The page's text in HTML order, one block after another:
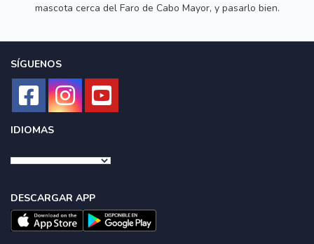
mascota cerca del Faro de Cabo Mayor, y pasarlo bien.
SÍGUENOS
IDIOMAS
DESCARGAR APP